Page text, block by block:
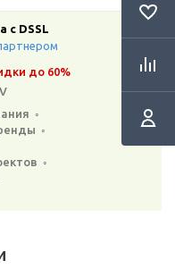
с DSSL
до 60%
◦
◦
◦